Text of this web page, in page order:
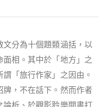
文分為十個題類涵括，以
面相。其中於「地方」之
「旅行作家」之因由。
，不在話下。然而作者